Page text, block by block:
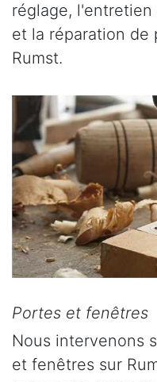
réglage, l'entretien
et la réparation de
Rumst.
Portes et fenêtres
Nous intervenons
et fenêtres sur